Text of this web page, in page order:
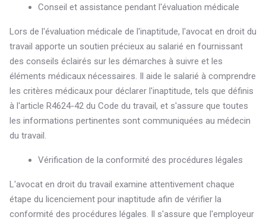
Conseil et assistance pendant l'évaluation médicale
Lors de l'évaluation médicale de l'inaptitude, l'avocat en droit du
travail apporte un soutien précieux au salarié en fournissant
des conseils éclairés sur les démarches à suivre et les
éléments médicaux nécessaires. Il aide le salarié à comprendre
les critères médicaux pour déclarer l'inaptitude, tels que définis
à l'article R4624-42 du Code du travail, et s'assure que toutes
les informations pertinentes sont communiquées au médecin
du travail.
Vérification de la conformité des procédures légales
L'avocat en droit du travail examine attentivement chaque
étape du licenciement pour inaptitude afin de vérifier la
conformité des procédures légales. Il s'assure que l'employeur